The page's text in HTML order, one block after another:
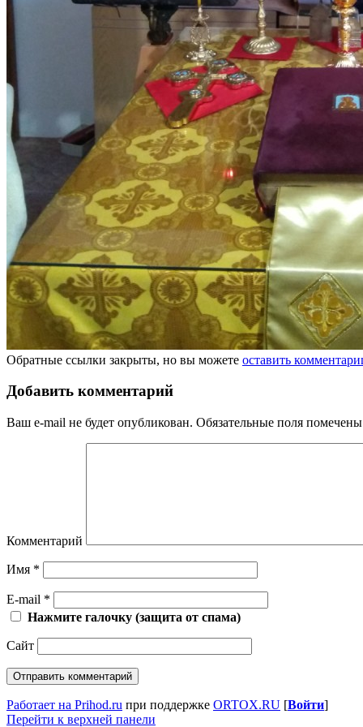
Обратные ссылки закрыты, но вы можете оставить
Добавить комментарий
Ваш e-mail не будет опубликован. Обязательные поля
Комментарий
Имя *
E-mail *
Нажмите галочку (защита от спама)
Сайт
Работает на Prihod.ru при поддержке ORTOX.RU [Войти]
Перейти к верхней панели